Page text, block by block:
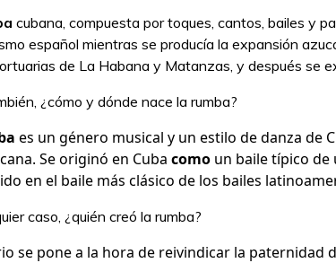
cubana, compuesta por toques, cantos, bailes y
español mientras se producía la expansión
de La Habana y Matanzas, y después se
¿cómo y dónde nace la rumba?
es un género musical y un estilo de danza de
Se originó en Cuba como un baile típico de
en el baile más clásico de los bailes
caso, ¿quién creó la rumba?
se pone a la hora de reivindicar la paternidad